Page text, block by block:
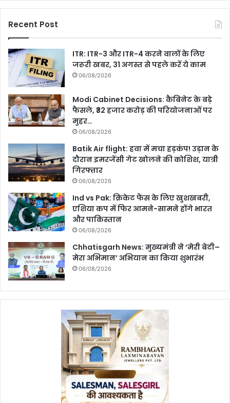
Recent Post
ITR: ITR-3 और ITR-4 करने वालों के लिए
जरूरी खबर, 31 अगस्त से पहले करें ये काम
06/08/2026
Modi Cabinet Decisions: कैबिनेट के बड़े
फैसले, ₹32 हजार करोड़ की परियोजनाओं पर
मुहर…
06/08/2026
Batik Air flight: हवा में मचा हड़कंप! उड़ान के
दौरान इमरजेंसी गेट खोलने की कोशिश, यात्री
गिरफ्तार
06/08/2026
Ind vs Pak: क्रिकेट फैंस के लिए खुशखबरी,
एशिया कप में फिर आमने-सामने होंगे भारत
और पाकिस्तान
06/08/2026
Chhatisgarh News: मुख्यमंत्री ने ‘मेरी बेटी–
मेरा अभिमान’ अभियान का किया शुभारंभ
06/08/2026